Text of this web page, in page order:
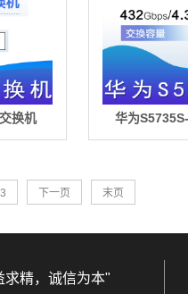
换机 华为
3 下一页 末页
求精，诚信为本"